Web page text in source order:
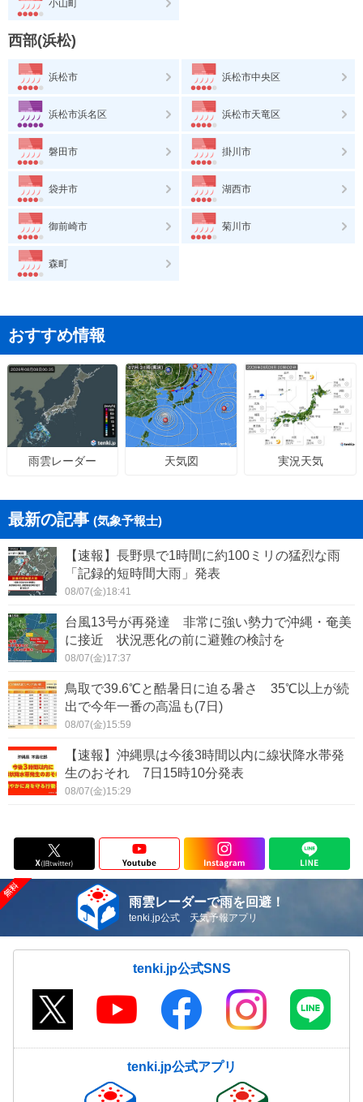
小山町
西部(浜松)
浜松市 浜松市中央区
浜松市浜名区 浜松市天竜区
磐田市 掛川市
袋井市 湖西市
御前崎市 菊川市
森町
おすすめ情報
雨雲レーダー 天気図 実況天気
最新の記事 (気象予報士)
【速報】長野県で1時間に約100ミリの猛烈な雨
「記録的短時間大雨」発表
08/07(金)18:41
台風13号が再発達 非常に強い勢力で沖縄・奄美
に接近 状況悪化の前に避難の検討を
08/07(金)17:37
鳥取で39.6℃と酷暑日に迫る暑さ 35℃以上が続
出で今年一番の高温も(7日)
08/07(金)15:59
【速報】沖縄県は今後3時間以内に線状降水帯発
生のおそれ 7日15時10分発表
08/07(金)15:29
雨雲レーダーで雨を回避！
tenki.jp公式 天気予報アプリ
tenki.jp公式SNS
tenki.jp公式アプリ